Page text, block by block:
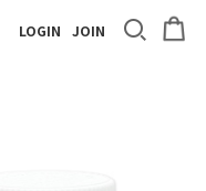
LOGIN JOIN